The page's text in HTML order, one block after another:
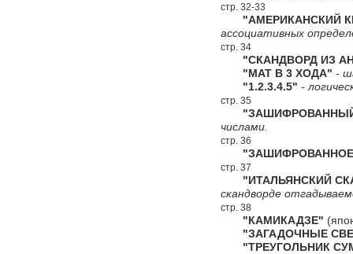
стр. 32-33
"АМЕРИКАНСКИЙ
ассоциативных
стр. 34
"СКАНДВОРД ИЗ
"МАТ В 3 ХОДА" -
"1.2.3.4.5" -
стр. 35
"ЗАШИФРОВАННЫЙ
числами.
стр. 36
"ЗАШИФРОВАННОЕ
стр. 37
"ИТАЛЬЯНСКИЙ
скандворде
стр. 38
"КАМИКАДЗЕ"
"ЗАГАДОЧНЫЕ
"ТРЕУГОЛЬНИК